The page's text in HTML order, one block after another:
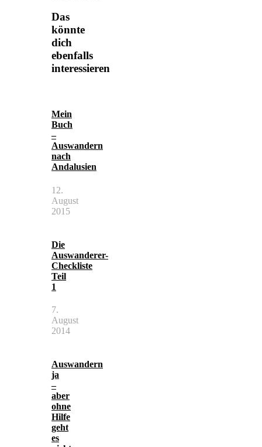
Das
könnte
dich
ebenfalls
interessieren
Mein
Buch
–
Auswandern
nach
Andalusien
12.
August
2015
Die
Auswanderer-
Checkliste
Teil
1
7.
August
2014
Auswandern
ja
–
aber
ohne
Hilfe
geht
es